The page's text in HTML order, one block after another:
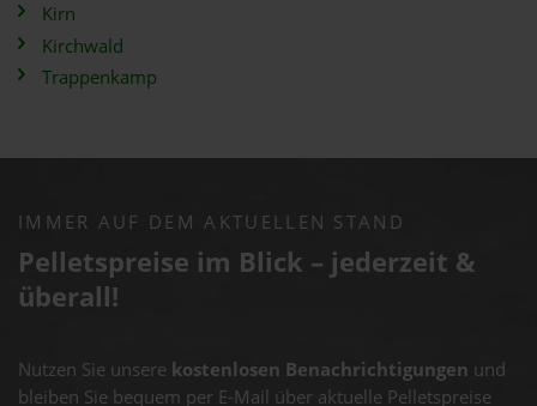
Kirn
Kirchwald
Trappenkamp
IMMER AUF DEM AKTUELLEN STAND
Pelletspreise im Blick – jederzeit &
überall!
Nutzen Sie unsere kostenlosen Benachrichtigungen und
bleiben Sie bequem per E-Mail über aktuelle Pelletspreise